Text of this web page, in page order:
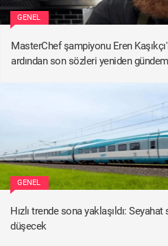
GENEL
MasterChef şampiyonu Eren
ardından son sözleri yeniden
GENEL
Hızlı trende sona yaklaşıldı:
düşecek